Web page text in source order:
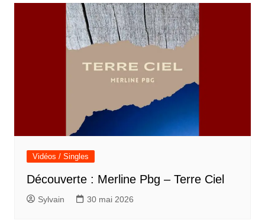
Vidéos / Singles
Découverte : Merline Pbg – Terre Ciel
Sylvain 30 mai 2026